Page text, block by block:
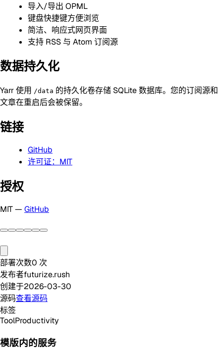
导入/导出 OPML
键盘快捷键方便浏览
简洁、响应式网页界面
支持 RSS 与 Atom 订阅源
数据持久化
Yarr 使用 /data 的持久化卷存储 SQLite 数据库。您的订阅源和
文章在重启后会被保留。
链接
GitHub
许可证：MIT
授权
MIT — GitHub
部署次数0 次
发布者futurize.rush
创建于2026-03-30
源码查看源码
标签
ToolProductivity
模版内的服务